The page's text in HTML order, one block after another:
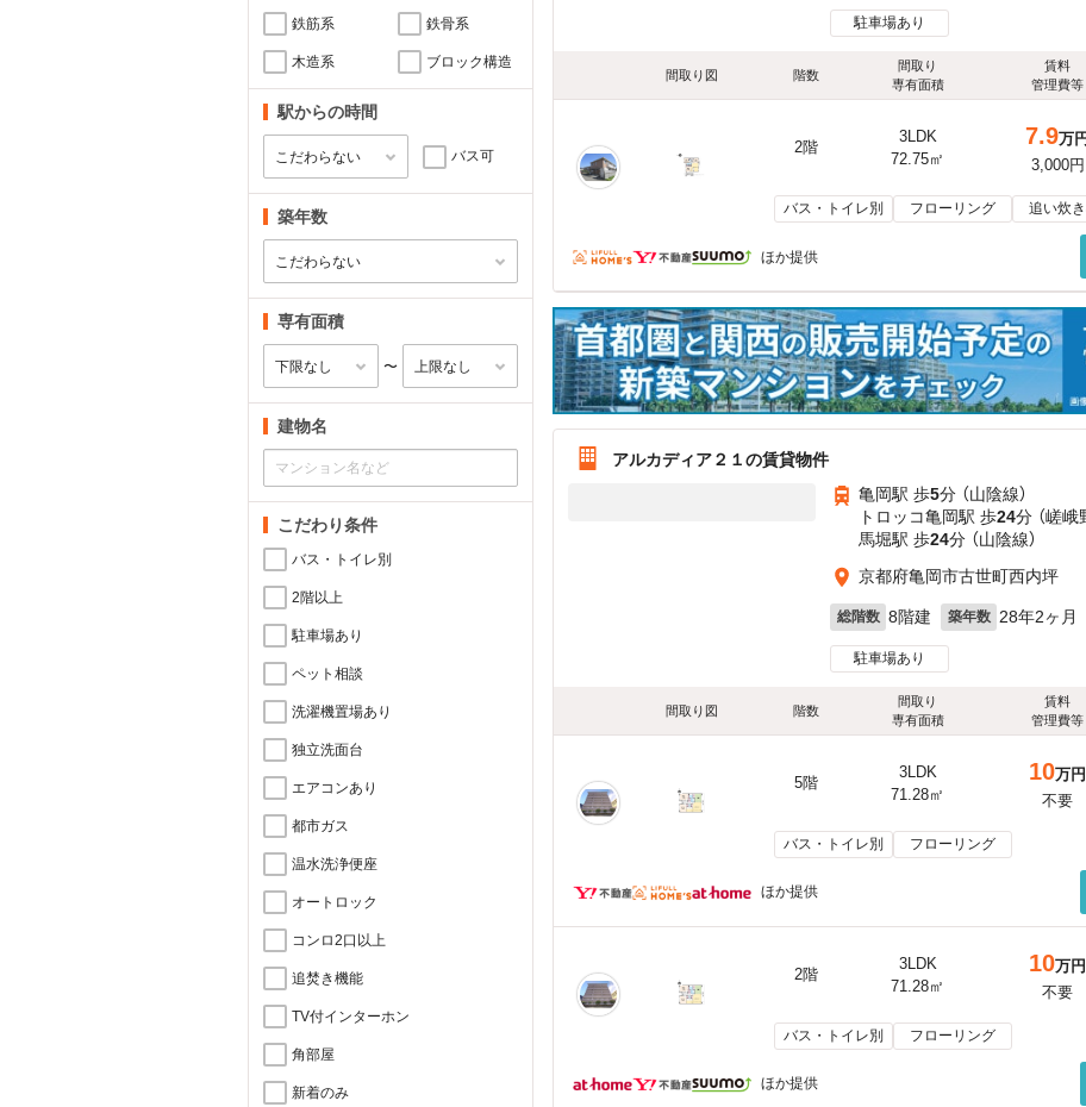
鉄筋系 鉄骨系
木造系 ブロック構造
駅からの時間
バス可
築年数
専有面積
〜
建物名
こだわり条件
バス・トイレ別
2階以上
駐車場あり
ペット相談
洗濯機置場あり
独立洗面台
エアコンあり
都市ガス
温水洗浄便座
オートロック
コンロ2口以上
追焚き機能
TV付インターホン
角部屋
新着のみ
駐車場あり
間取り図 階数
間取り
専有面積
賃料
管理費等
2階
3LDK
72.75㎡
7.9万円
3,000円
バス・トイレ別 フローリング 追い炊
ほか提供
アルカディア２１の賃貸物件
亀岡駅 歩5分 （山陰線）
トロッコ亀岡駅 歩24分 （嵯峨
馬堀駅 歩24分 （山陰線）
京都府亀岡市古世町西内坪
総階数 8階建 築年数 28年2ヶ月
駐車場あり
間取り図 階数
間取り
専有面積
賃料
管理費等
5階
3LDK
71.28㎡
10万円
不要
バス・トイレ別 フローリング
ほか提供
2階
3LDK
71.28㎡
10万円
不要
バス・トイレ別 フローリング
ほか提供